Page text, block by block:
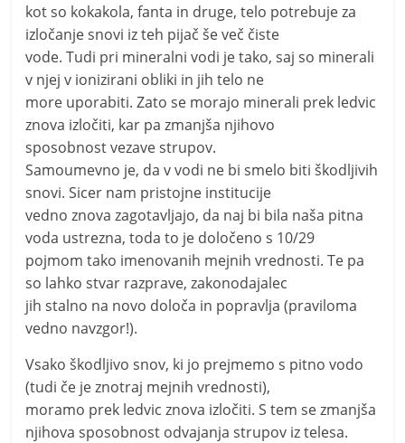
kot so kokakola, fanta in druge, telo potrebuje za
izločanje snovi iz teh pijač še več čiste
vode. Tudi pri mineralni vodi je tako, saj so minerali
v njej v ionizirani obliki in jih telo ne
more uporabiti. Zato se morajo minerali prek ledvic
znova izločiti, kar pa zmanjša njihovo
sposobnost vezave strupov.
Samoumevno je, da v vodi ne bi smelo biti škodljivih
snovi. Sicer nam pristojne institucije
vedno znova zagotavljajo, da naj bi bila naša pitna
voda ustrezna, toda to je določeno s 10/29
pojmom tako imenovanih mejnih vrednosti. Te pa
so lahko stvar razprave, zakonodajalec
jih stalno na novo določa in popravlja (praviloma
vedno navzgor!).
Vsako škodljivo snov, ki jo prejmemo s pitno vodo
(tudi če je znotraj mejnih vrednosti),
moramo prek ledvic znova izločiti. S tem se zmanjša
njihova sposobnost odvajanja strupov iz telesa.